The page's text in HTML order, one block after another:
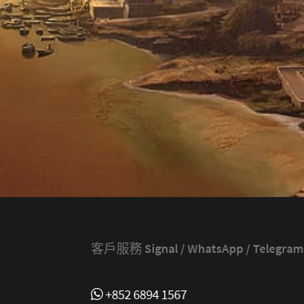
客戶服務 Signal / WhatsApp / Telegram
+852 6894 1567